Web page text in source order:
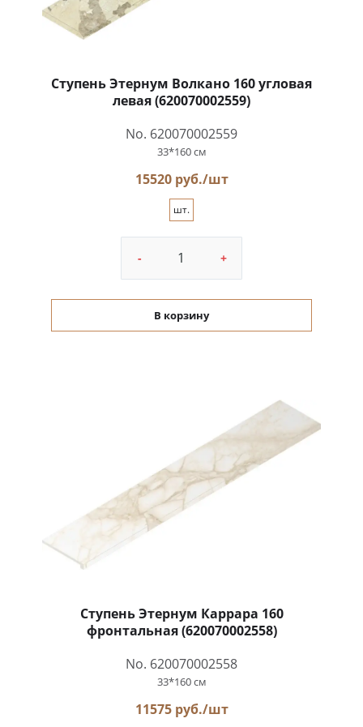
Ступень Этернум Волкано 160 угловая
левая (620070002559)
No. 620070002559
33*160 см
15520 руб./шт
шт.
- +
В корзину
Ступень Этернум Каррара 160
фронтальная (620070002558)
No. 620070002558
33*160 см
11575 руб./шт